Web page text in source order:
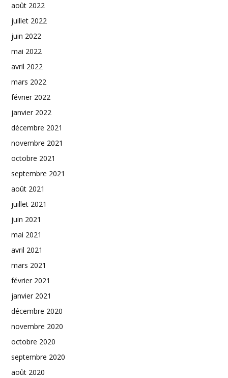
août 2022
juillet 2022
juin 2022
mai 2022
avril 2022
mars 2022
février 2022
janvier 2022
décembre 2021
novembre 2021
octobre 2021
septembre 2021
août 2021
juillet 2021
juin 2021
mai 2021
avril 2021
mars 2021
février 2021
janvier 2021
décembre 2020
novembre 2020
octobre 2020
septembre 2020
août 2020